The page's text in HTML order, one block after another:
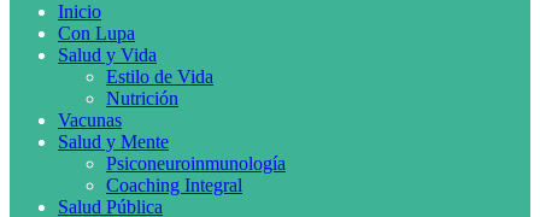
Inicio
Con Lupa
Salud y Vida
Estilo de Vida
Nutrición
Vacunas
Salud y Mente
Psiconeuroinmunología
Coaching Integral
Salud Pública